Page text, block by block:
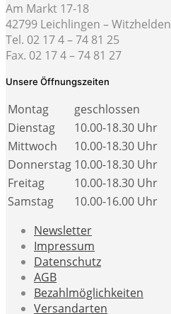
Am Markt 17-18
42799 Leichlingen – Witzhelden
Tel. 02 17 4 – 74 81 25
Fax. 02 17 4 – 74 81 27
Unsere Öffnungszeiten
Montag
geschlossen
Dienstag
10.00-18.30 Uhr
Mittwoch
10.00-18.30 Uhr
Donnerstag 10.00-18.30 Uhr
Freitag
10.00-18.30 Uhr
Samstag
10.00-16.00 Uhr
Newsletter
Impressum
Datenschutz
AGB
Bezahlmöglichkeiten
Versandarten